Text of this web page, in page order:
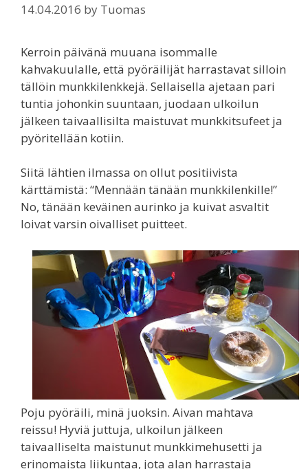
14.04.2016 by Tuomas
Kerroin päivänä muuana isommalle
kahvakuulalle, että pyöräilijät harrastavat silloin
tällöin munkkilenkkejä. Sellaisella ajetaan pari
tuntia johonkin suuntaan, juodaan ulkoilun
jälkeen taivaallisilta maistuvat munkkitsufeet ja
pyöritellään kotiin.
Siitä lähtien ilmassa on ollut positiivista
kärttämistä: “Mennään tänään munkkilenkille!”
No, tänään keväinen aurinko ja kuivat asvaltit
loivat varsin oivalliset puitteet.
Poju pyöräili, minä juoksin. Aivan mahtava
reissu! Hyviä juttuja, ulkoilun jälkeen
taivaalliselta maistunut munkkimehusetti ja
erinomaista liikuntaa, jota alan harrastaja